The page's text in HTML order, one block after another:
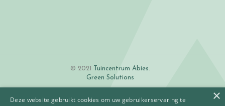
© 2021 Tuincentrum Abies.
Green Solutions
×
Deze website gebruikt cookies om uw gebruikerservaring te